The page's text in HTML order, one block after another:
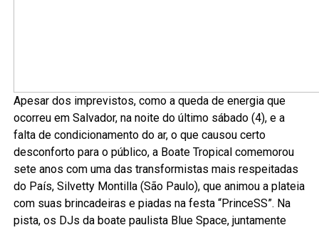
Apesar dos imprevistos, como a queda de energia que
ocorreu em Salvador, na noite do último sábado (4), e a
falta de condicionamento do ar, o que causou certo
desconforto para o público, a Boate Tropical comemorou
sete anos com uma das transformistas mais respeitadas
do País, Silvetty Montilla (São Paulo), que animou a plateia
com suas brincadeiras e piadas na festa “PrinceSS”. Na
pista, os DJs da boate paulista Blue Space, juntamente